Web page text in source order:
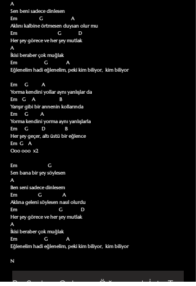
A
Sen beni sadece dinlesen
Em                  G                       A
Aklını kalbine örtmesen duysan olur mu
Em                                 G              D
Her şey görece ve her şey mutlak
A
İkisi beraber çok muğlak
Em                      G               A
Eğlenelim hadi eğlenelim, peki kim biliyor,  kim biliyor
Em      G           A
Yorma kendini yollar aynı yanlışlar da
Em    G     A                    B
Yarışır gibi bir annenin kollarında
Em      G          A
Yorma kendini yorma aynı yanlışlarla
Em      G           D                B
Her şey geçer, altı üstü bir eğlence
Em  G    A
Ooo ooo  x2
Em                         G
Sen bana bir şey söylesen
A
Ben seni sadece dinlesem
Em                 G                 A
Aklına geleni söylesen nasıl olurdu
Em                                  G               D
Her şey görece ve her şey mutlak
A
İkisi beraber çok muğlak
Em                      G               A
Eğlenelim hadi eğlenelim, peki kim biliyor,  kim biliyor
N
Bu Şarkıyı Çalmayı Öğrenmek İçin Tıklayın